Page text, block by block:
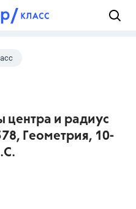
центра и радиус
Геометрия, 10-